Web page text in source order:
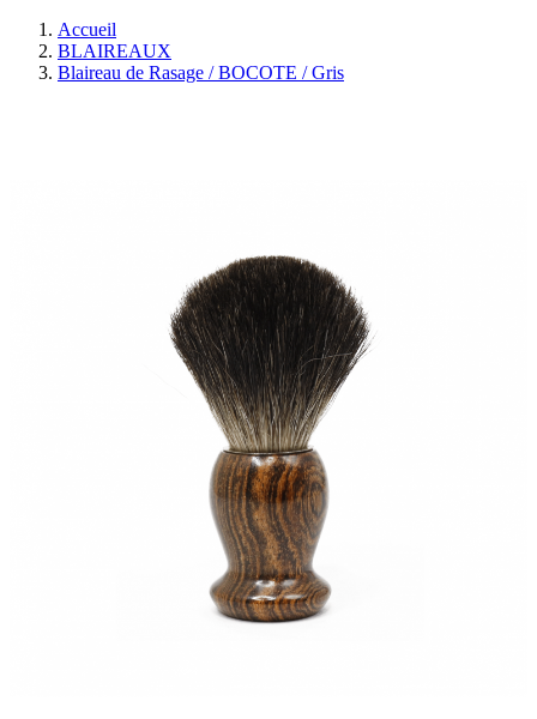
Accueil
BLAIREAUX
Blaireau de Rasage / BOCOTE / Gris